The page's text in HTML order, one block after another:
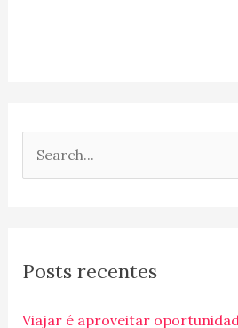
u
Posts recentes
Viajar é aproveitar